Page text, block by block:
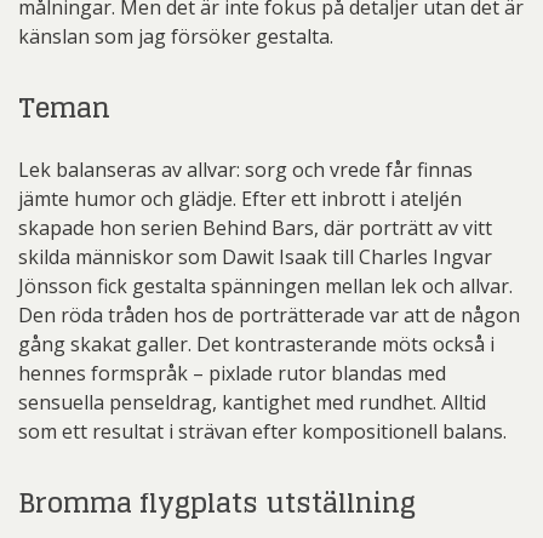
målningar. Men det är inte fokus på detaljer utan det är
känslan som jag försöker gestalta.
Teman
Lek balanseras av allvar: sorg och vrede får finnas
jämte humor och glädje. Efter ett inbrott i ateljén
skapade hon serien Behind Bars, där porträtt av vitt
skilda människor som Dawit Isaak till Charles Ingvar
Jönsson fick gestalta spänningen mellan lek och allvar.
Den röda tråden hos de porträtterade var att de någon
gång skakat galler. Det kontrasterande möts också i
hennes formspråk – pixlade rutor blandas med
sensuella penseldrag, kantighet med rundhet. Alltid
som ett resultat i strävan efter kompositionell balans.
Bromma flygplats utställning